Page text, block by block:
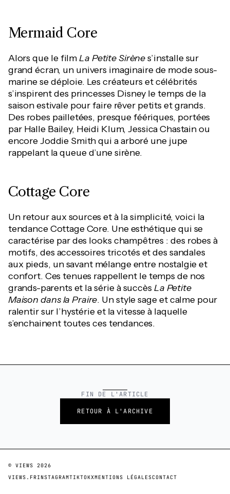
Mermaid Core
Alors que le filmLa Petite Sirènes’installe sur
grand écran, un univers imaginaire de mode sous-
marine se déploie. Les créateurs et célébrités
s’inspirent des princesses Disney le temps de la
saison estivale pour faire rêver petits et grands.
Des robes pailletées, presque féériques, portées
par Halle Bailey, Heidi Klum, Jessica Chastain ou
encore Joddie Smith qui a arboré une jupe
rappelant la queue d’une sirène.
Cottage Core
Un retour aux sources et à la simplicité, voici la
tendance Cottage Core. Une esthétique qui se
caractérise par des looks champêtres : des robes à
motifs, des accessoires tricotés et des sandales
aux pieds, un savant mélange entre nostalgie et
confort. Ces tenues rappellent le temps de nos
grands-parents et la série à succès La Petite
Maison dans la Praire. Un style sage et calme pour
ralentir sur l’hystérie et la vitesse à laquelle
s’enchainent toutes ces tendances.
FIN DE L'ARTICLE
RETOUR À L'ARCHIVE
© VIEWS 2026
VIEWS.FRINSTAGRAMTIKTOKXMENTIONS LÉGALESCONTACT